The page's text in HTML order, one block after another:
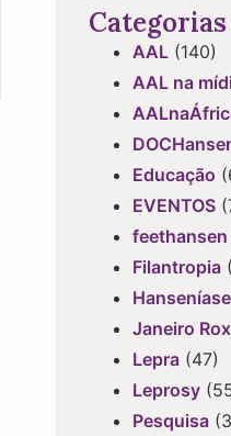
AAL (140)
AAL na
Educação
EVENTOS
feethansen
Filantropia
Hanseníase
Janeiro
Lepra (47)
Leprosy
Pesquisa